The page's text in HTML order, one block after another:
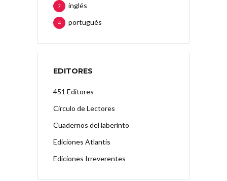
inglés
7
portugués
4
EDITORES
451 Editores
Círculo de Lectores
Cuadernos del laberinto
Ediciones Atlantis
Ediciones Irreverentes